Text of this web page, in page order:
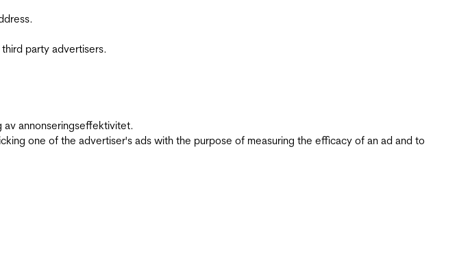
party advertisers.
av annonseringseffektivitet.
one of the advertiser's ads with the purpose of measuring the efficacy of an ad and to